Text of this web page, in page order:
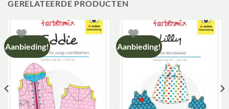
GERELATEERDE PRODUCTEN
Aanbieding! Aanbieding!